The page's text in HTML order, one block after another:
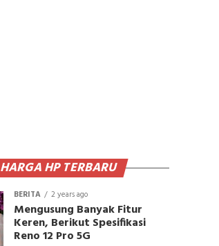
HARGA HP TERBARU
BERITA 2 years ago
Mengusung Banyak Fitur
Keren, Berikut Spesifikasi
Reno 12 Pro 5G